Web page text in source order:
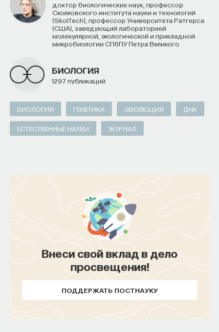
доктор биологических наук, профессор
Сколковского института науки и технологий
(SkolTech), профессор Университета Ратгерса
(США), заведующий лабораторией
молекулярной, экологической и прикладной
микробиологии СПбПУ Петра Великого
БИОЛОГИЯ
1297 публикаций
БИОЛОГИЯ ГЕНЕТИКА ЭВОЛЮЦИЯ ДНК
ЕСТЕСТВЕННЫЕ НАУКИ ЖУРНАЛ
Внеси свой вклад в дело
просвещения!
ПОДДЕРЖАТЬ ПОСТНАУКУ